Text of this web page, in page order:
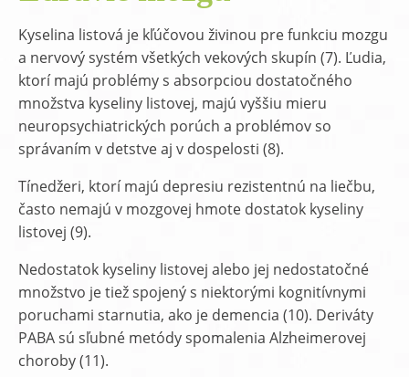
Kyselina listová je kľúčovou živinou pre funkciu mozgu
a nervový systém všetkých vekových skupín (7). Ľudia,
ktorí majú problémy s absorpciou dostatočného
množstva kyseliny listovej, majú vyššiu mieru
neuropsychiatrických porúch a problémov so
správaním v detstve aj v dospelosti (8).
Tínedžeri, ktorí majú depresiu rezistentnú na liečbu,
často nemajú v mozgovej hmote dostatok kyseliny
listovej (9).
Nedostatok kyseliny listovej alebo jej nedostatočné
množstvo je tiež spojený s niektorými kognitívnymi
poruchami starnutia, ako je demencia (10). Deriváty
PABA sú sľubné metódy spomalenia Alzheimerovej
choroby (11).